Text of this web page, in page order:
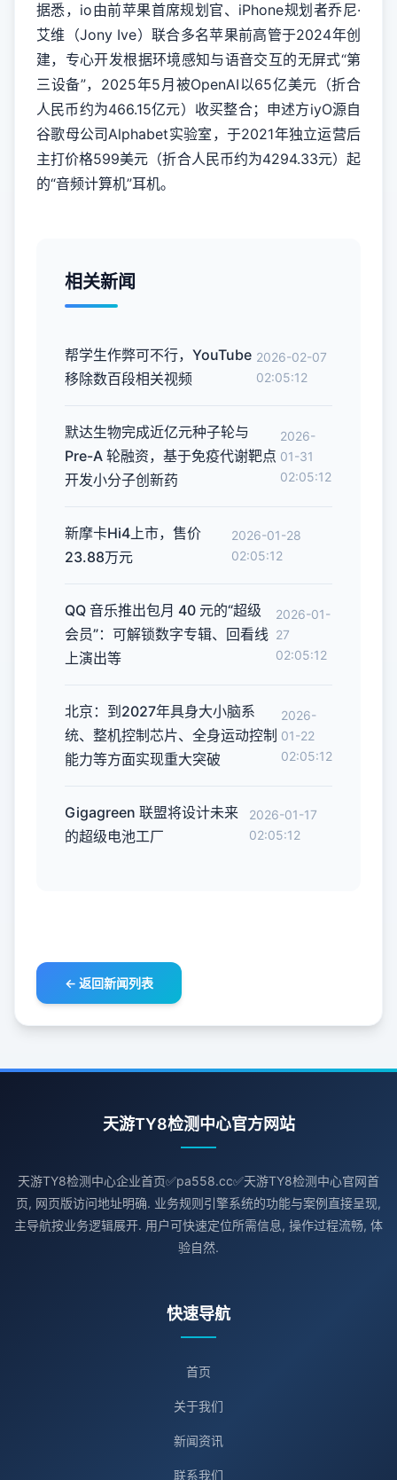
据悉，io由前苹果首席规划官、iPhone规划者乔尼·
艾维（Jony Ive）联合多名苹果前高管于2024年创
建，专心开发根据环境感知与语音交互的无屏式“第
三设备”，2025年5月被OpenAI以65亿美元（折合
人民币约为466.15亿元）收买整合；申述方iyO源自
谷歌母公司Alphabet实验室，于2021年独立运营后
主打价格599美元（折合人民币约为4294.33元）起
的“音频计算机”耳机。
相关新闻
帮学生作弊可不行，YouTube
移除数百段相关视频
2026-02-07
02:05:12
默达生物完成近亿元种子轮与
Pre-A 轮融资，基于免疫代谢靶点
开发小分子创新药
2026-
01-31
02:05:12
新摩卡Hi4上市，售价
23.88万元
2026-01-28
02:05:12
QQ 音乐推出包月 40 元的“超级
会员”：可解锁数字专辑、回看线
上演出等
2026-01-
27
02:05:12
北京：到2027年具身大小脑系
统、整机控制芯片、全身运动控制
能力等方面实现重大突破
2026-
01-22
02:05:12
Gigagreen 联盟将设计未来
的超级电池工厂
2026-01-17
02:05:12
← 返回新闻列表
天游TY8检测中心官方网站
天游TY8检测中心企业首页✅pa558.cc✅天游TY8检测中心官网首
页, 网页版访问地址明确. 业务规则引擎系统的功能与案例直接呈现,
主导航按业务逻辑展开. 用户可快速定位所需信息, 操作过程流畅, 体
验自然.
快速导航
首页
关于我们
新闻资讯
联系我们